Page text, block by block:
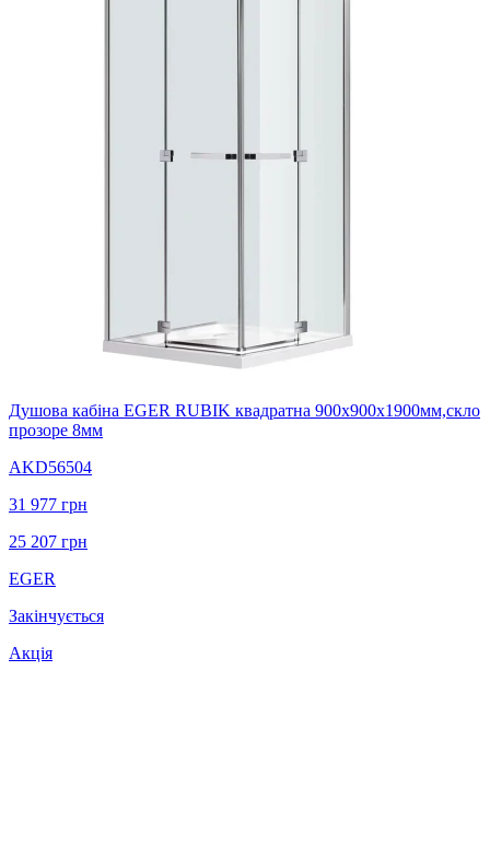
Душова кабіна EGER RUBIK квадратна 900х900х1900мм,скло
прозоре 8мм
AKD56504
31 977 грн
25 207 грн
EGER
Закінчується
Акція